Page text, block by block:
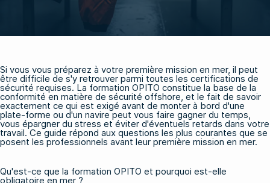
Si vous vous préparez à votre première mission en mer, il peut
être difficile de s'y retrouver parmi toutes les certifications de
sécurité requises. La formation OPITO constitue la base de la
conformité en matière de sécurité offshore, et le fait de savoir
exactement ce qui est exigé avant de monter à bord d'une
plate-forme ou d'un navire peut vous faire gagner du temps,
vous épargner du stress et éviter d'éventuels retards dans votre
travail. Ce guide répond aux questions les plus courantes que se
posent les professionnels avant leur première mission en mer.
Qu'est-ce que la formation OPITO et pourquoi est-elle
obligatoire en mer ?